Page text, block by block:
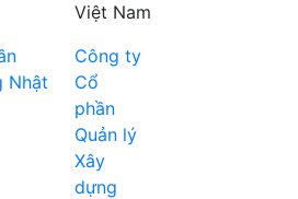
Việt Nam
Công ty
Cổ
phần
Quản lý
Xây
dựng